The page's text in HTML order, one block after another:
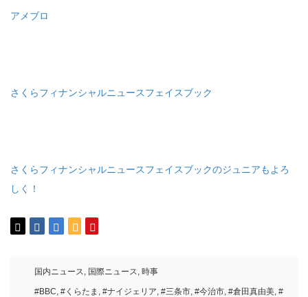
アメブロ
さくらフィナンシャルニュースフェイスブック
さくらフィナンシャルニュースフェイスブックのジュニアもよろ
しく！
国内ニュース, 国際ニュース, 時事
#BBC, #くらたま , #ナイジェリア, #三条市, #今治市, #倉田真由美, #